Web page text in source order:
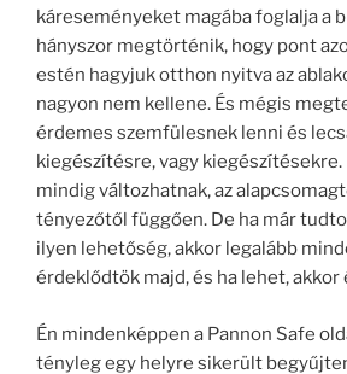
káreseményeket magába foglalja a
hányszor megtörténik, hogy pont
estén hagyjuk otthon nyitva az
nagyon nem kellene. És mégis
érdemes szemfülesnek lenni és
kiegészítésre, vagy kiegészítésekre.
mindig változhatnak, az
tényezőtől függően. De ha már
ilyen lehetőség, akkor legalább
érdeklődtök majd, és ha lehet, akkor
Én mindenképpen a Pannon Safe
tényleg egy helyre sikerült